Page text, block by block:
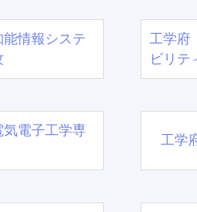
情報システ
工学府
ビリテ
電子工学専
工学